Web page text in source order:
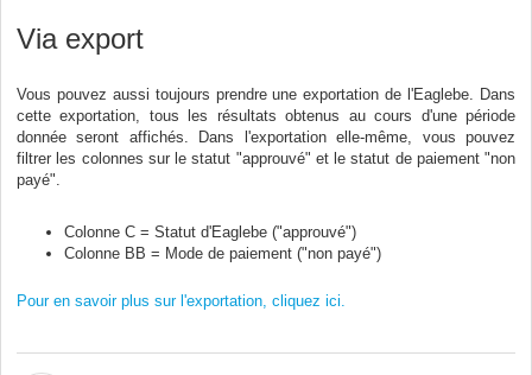
Via export
Vous pouvez aussi toujours prendre une exportation de l'Eaglebe. Dans
cette exportation, tous les résultats obtenus au cours d'une période
donnée seront affichés. Dans l'exportation elle-même, vous pouvez
filtrer les colonnes sur le statut "approuvé" et le statut de paiement "non
payé".
Colonne C = Statut d'Eaglebe ("approuvé")
Colonne BB = Mode de paiement ("non payé")
Pour en savoir plus sur l'exportation, cliquez ici.